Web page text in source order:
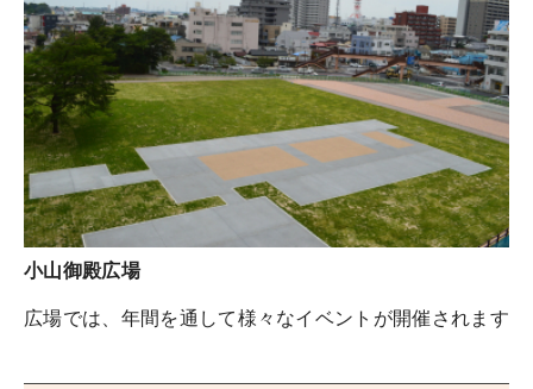
小山御殿広場
広場では、年間を通して様々なイベントが開催されます